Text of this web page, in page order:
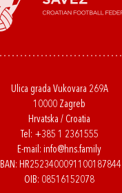
Ulica grada Vukovara 269A
10000 Zagreb
Hrvatska / Croatia
Tel: +385 1 2361555
E-mail: info@hns.family
HR2523400091100187844
OIB: 08516152078